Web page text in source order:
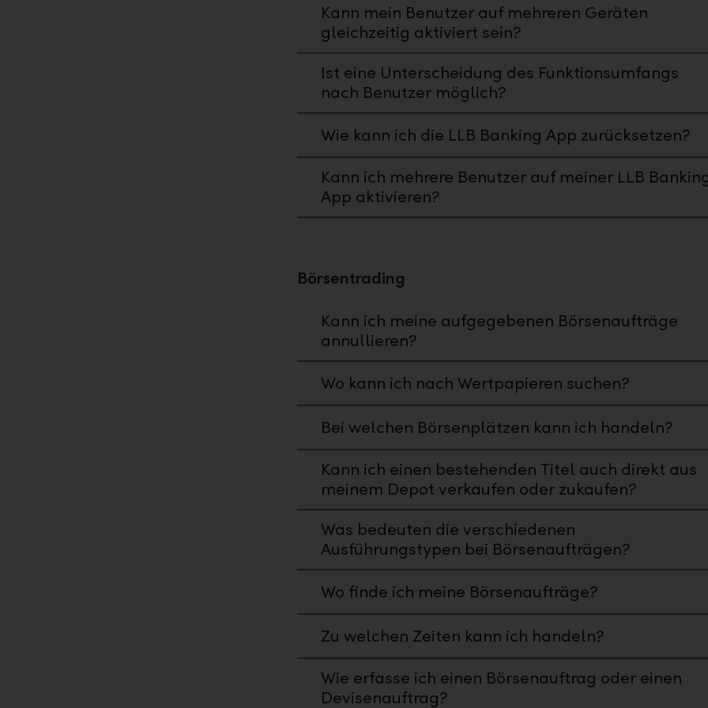
Kann mein Benutzer auf mehreren Geräten
gleichzeitig aktiviert sein?
Ist eine Unterscheidung des Funktionsumfangs
nach Benutzer möglich?
Wie kann ich die LLB Banking App zurücksetzen?
Kann ich mehrere Benutzer auf meiner LLB
App aktivieren?
Börsentrading
Kann ich meine aufgegebenen Börsenaufträge
annullieren?
Wo kann ich nach Wertpapieren suchen?
Bei welchen Börsenplätzen kann ich handeln?
Kann ich einen bestehenden Titel auch direkt aus
meinem Depot verkaufen oder zukaufen?
Was bedeuten die verschiedenen
Ausführungstypen bei Börsenaufträgen?
Wo finde ich meine Börsenaufträge?
Zu welchen Zeiten kann ich handeln?
Wie erfasse ich einen Börsenauftrag oder einen
Devisenauftrag?